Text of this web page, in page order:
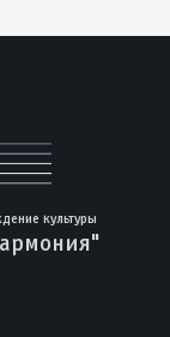
культуры